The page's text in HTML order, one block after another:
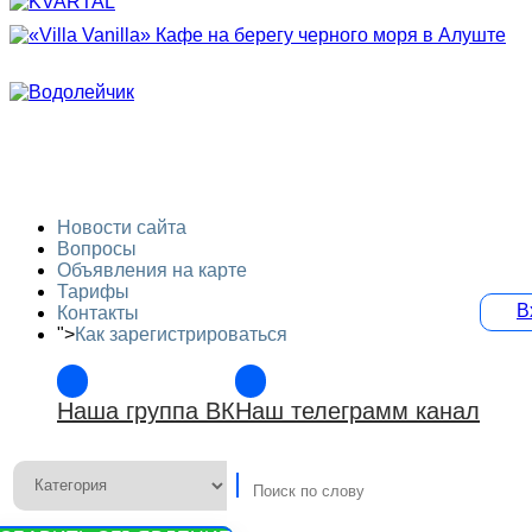
Новости сайта
Вопросы
Объявления на карте
Тарифы
Контакты
">Как зарегистрироваться
Наша группа ВКНаш телеграмм канал